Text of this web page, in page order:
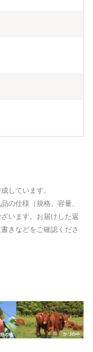
しています。
の仕様（規格、容量、
います。お届けした返
きなどをご確認くださ